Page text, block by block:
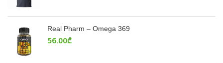
Real Pharm – Omega 369
56.00₾